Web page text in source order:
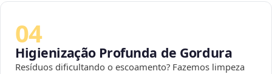
04
Higienização Profunda de Gordura
Resíduos dificultando o escoamento? Fazemos limpeza